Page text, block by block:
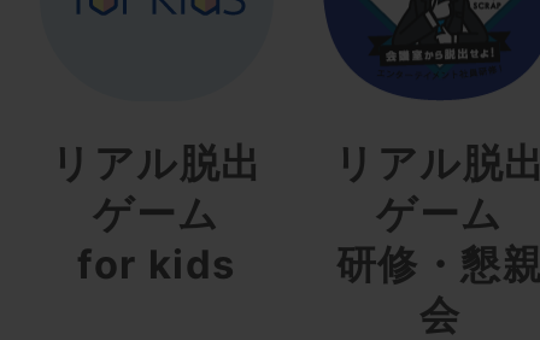
リアル脱出
ゲーム
for kids
リアル脱
ゲーム
研修・懇
会